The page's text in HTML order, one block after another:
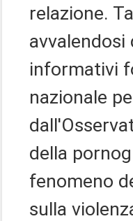
relazione.
avvalendosi
informativi
nazionale
della
fenomeno
sulla